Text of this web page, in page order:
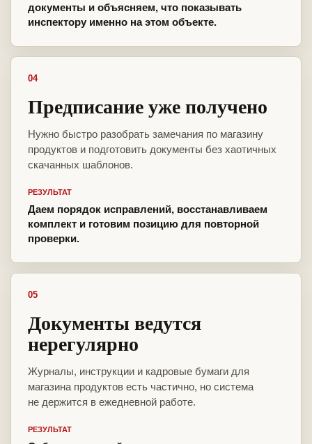
документы и объясняем, что показывать
инспектору именно на этом объекте.
04
Предписание уже получено
Нужно быстро разобрать замечания по магазину
продуктов и подготовить документы без хаотичных
скачанных шаблонов.
РЕЗУЛЬТАТ
Даем порядок исправлений, восстанавливаем
комплект и готовим позицию для повторной
проверки.
05
Документы ведутся
нерегулярно
Журналы, инструкции и кадровые бумаги для
магазина продуктов есть частично, но система
не держится в ежедневной работе.
РЕЗУЛЬТАТ